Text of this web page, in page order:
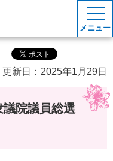
メニュー
更新日：2025年1月29日
院議員総選